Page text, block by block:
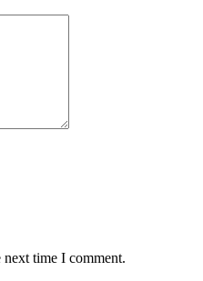
time I comment.